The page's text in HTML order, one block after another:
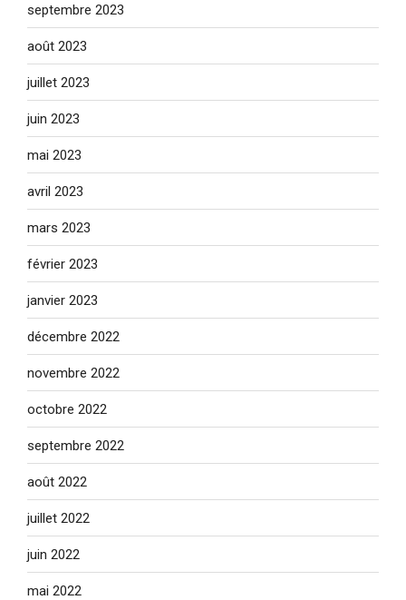
septembre 2023
août 2023
juillet 2023
juin 2023
mai 2023
avril 2023
mars 2023
février 2023
janvier 2023
décembre 2022
novembre 2022
octobre 2022
septembre 2022
août 2022
juillet 2022
juin 2022
mai 2022